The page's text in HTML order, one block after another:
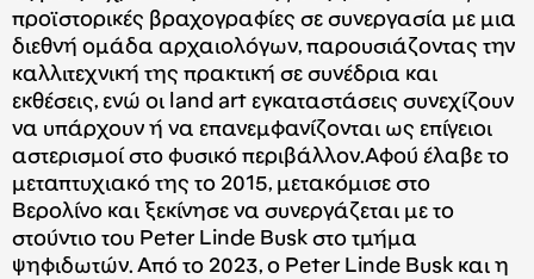
προϊστορικές βραχογραφίες σε συνεργασία με μια
διεθνή ομάδα αρχαιολόγων, παρουσιάζοντας την
καλλιτεχνική της πρακτική σε συνέδρια και
εκθέσεις, ενώ οι land art εγκαταστάσεις συνεχίζουν
να υπάρχουν ή να επανεμφανίζονται ως επίγειοι
αστερισμοί στο φυσικό περιβάλλον.Αφού έλαβε το
μεταπτυχιακό της το 2015, μετακόμισε στο
Βερολίνο και ξεκίνησε να συνεργάζεται με το
στούντιο του Peter Linde Busk στο τμήμα
ψηφιδωτών. Από το 2023, ο Peter Linde Busk και η